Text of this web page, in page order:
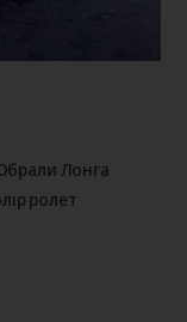
Лонга
ролет